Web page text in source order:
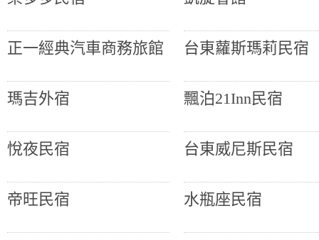
正一經典汽車商務旅館 台東蘿斯瑪莉民宿
瑪吉外宿 飄泊21Inn民宿
悅夜民宿 台東威尼斯民宿
帝旺民宿 水瓶座民宿